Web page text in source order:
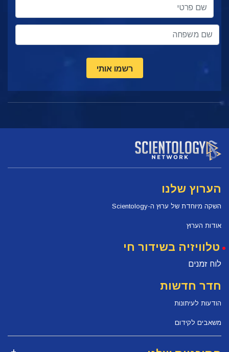
רשמו אותי
הערוץ שלנו
השקה מיוחדת של ערוץ ה-Scientology
אודות הערוץ
טלוויזיה בשידור חי
לוח זמנים
חדר חדשות
הודעות לעיתונות
משאבים לקידום